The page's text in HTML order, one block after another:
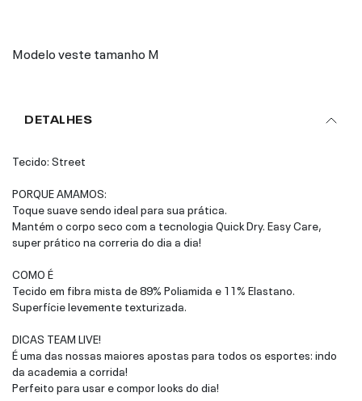
Modelo veste tamanho M
DETALHES
Tecido: Street
PORQUE AMAMOS:
Toque suave sendo ideal para sua prática.
Mantém o corpo seco com a tecnologia Quick Dry. Easy Care,
super prático na correria do dia a dia!
COMO É
Tecido em fibra mista de 89% Poliamida e 11% Elastano.
Superfície levemente texturizada.
DICAS TEAM LIVE!
É uma das nossas maiores apostas para todos os esportes: indo
da academia a corrida!
Perfeito para usar e compor looks do dia!